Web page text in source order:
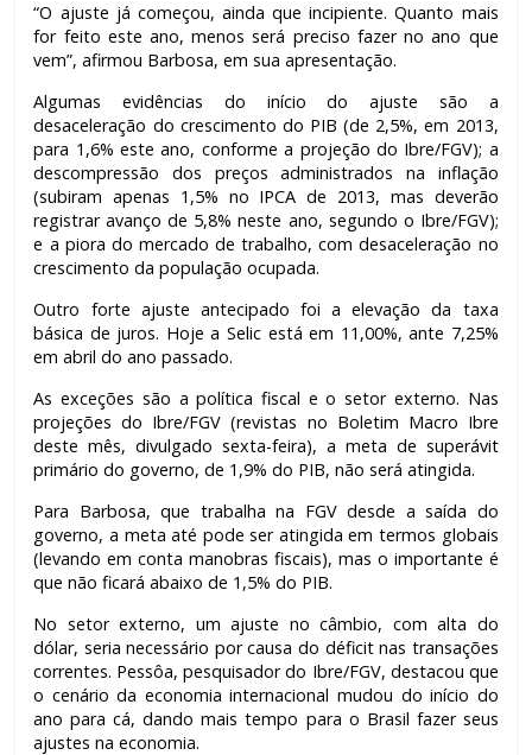
“O ajuste já começou, ainda que incipiente. Quanto mais
for feito este ano, menos será preciso fazer no ano que
vem”, afirmou Barbosa, em sua apresentação.
Algumas evidências do início do ajuste são a
desaceleração do crescimento do PIB (de 2,5%, em 2013,
para 1,6% este ano, conforme a projeção do Ibre/FGV); a
descompressão dos preços administrados na inflação
(subiram apenas 1,5% no IPCA de 2013, mas deverão
registrar avanço de 5,8% neste ano, segundo o Ibre/FGV);
e a piora do mercado de trabalho, com desaceleração no
crescimento da população ocupada.
Outro forte ajuste antecipado foi a elevação da taxa
básica de juros. Hoje a Selic está em 11,00%, ante 7,25%
em abril do ano passado.
As exceções são a política fiscal e o setor externo. Nas
projeções do Ibre/FGV (revistas no Boletim Macro Ibre
deste mês, divulgado sexta-feira), a meta de superávit
primário do governo, de 1,9% do PIB, não será atingida.
Para Barbosa, que trabalha na FGV desde a saída do
governo, a meta até pode ser atingida em termos globais
(levando em conta manobras fiscais), mas o importante é
que não ficará abaixo de 1,5% do PIB.
No setor externo, um ajuste no câmbio, com alta do
dólar, seria necessário por causa do déficit nas transações
correntes. Pessôa, pesquisador do Ibre/FGV, destacou que
o cenário da economia internacional mudou do início do
ano para cá, dando mais tempo para o Brasil fazer seus
ajustes na economia.